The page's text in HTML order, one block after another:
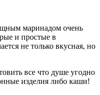
маринадом очень
и простые в
не только вкусная, но
все что душе угодно
изделия либо каши!